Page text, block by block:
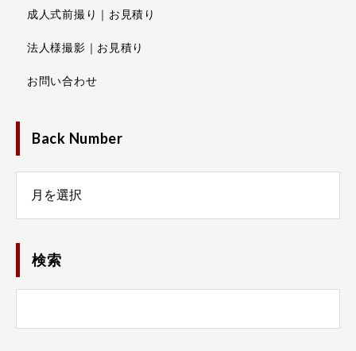
成人式前撮り｜お見積り
法人様撮影｜お見積り
お問い合わせ
Back Number
検索